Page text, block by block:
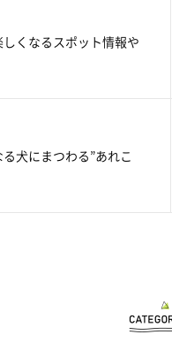
くなるスポット情報や
犬にまつわる”あれこ